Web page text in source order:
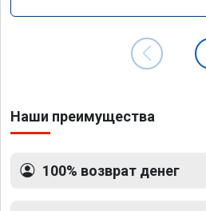
Наши преимущества
100% возврат денег